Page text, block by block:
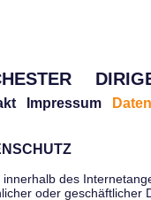
Impressum
innerhalb des
oder geschäftlicher